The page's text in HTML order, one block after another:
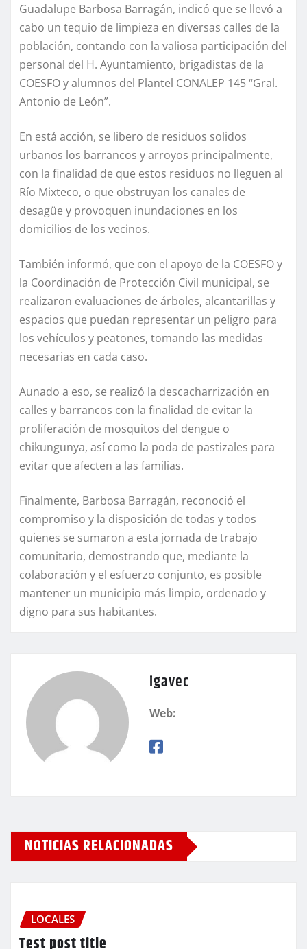
Guadalupe Barbosa Barragán, indicó que se llevó a
cabo un tequio de limpieza en diversas calles de la
población, contando con la valiosa participación del
personal del H. Ayuntamiento, brigadistas de la
COESFO y alumnos del Plantel CONALEP 145 “Gral.
Antonio de León”.
En está acción, se libero de residuos solidos
urbanos los barrancos y arroyos principalmente,
con la finalidad de que estos residuos no lleguen al
Río Mixteco, o que obstruyan los canales de
desagüe y provoquen inundaciones en los
domicilios de los vecinos.
También informó, que con el apoyo de la COESFO y
la Coordinación de Protección Civil municipal, se
realizaron evaluaciones de árboles, alcantarillas y
espacios que puedan representar un peligro para
los vehículos y peatones, tomando las medidas
necesarias en cada caso.
Aunado a eso, se realizó la descacharrización en
calles y barrancos con la finalidad de evitar la
proliferación de mosquitos del dengue o
chikungunya, así como la poda de pastizales para
evitar que afecten a las familias.
Finalmente, Barbosa Barragán, reconoció el
compromiso y la disposición de todas y todos
quienes se sumaron a esta jornada de trabajo
comunitario, demostrando que, mediante la
colaboración y el esfuerzo conjunto, es posible
mantener un municipio más limpio, ordenado y
digno para sus habitantes.
igavec
Web:
NOTICIAS RELACIONADAS
LOCALES
Test post title